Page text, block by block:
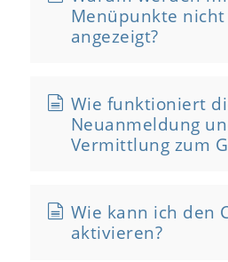
Menüpunkte
angezeigt?
Wie funktioniert
Neuanmeldung
Vermittlung zum
Wie kann ich den
aktivieren?